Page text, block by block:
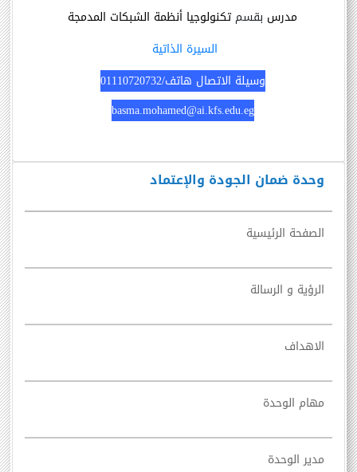
وحدة ضمان الجودة والإعتماد
الصفحة الرئيسية
الرؤية و الرسالة
الاهداف
مهام الوحدة
مدير الوحدة
مدرس بقسم تكنولوجيا أنظمة الشبكات المدمجة
السيرة الذاتية
وسيلة الاتصال هاتف/01110720732
basma.mohamed@ai.kfs.edu.eg